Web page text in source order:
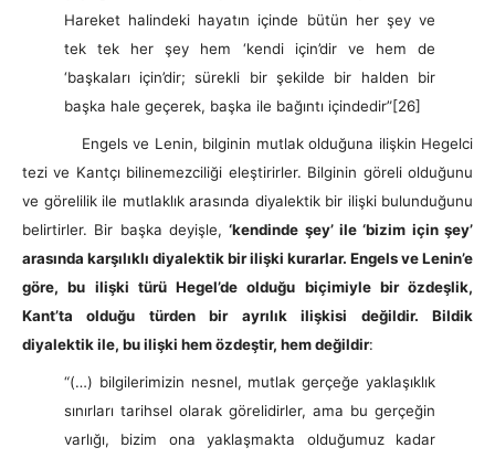
Hareket halindeki hayatın içinde bütün her şey ve
tek tek her şey hem ‘kendi için’dir ve hem de
‘başkaları için’dir; sürekli bir şekilde bir halden bir
başka hale geçerek, başka ile bağıntı içindedir”[26]
Engels ve Lenin, bilginin mutlak olduğuna ilişkin Hegelci
tezi ve Kantçı bilinemezciliği eleştirirler. Bilginin göreli olduğunu
ve görelilik ile mutlaklık arasında diyalektik bir ilişki bulunduğunu
belirtirler. Bir başka deyişle,‘kendinde şey’ ile ‘bizim için şey’
arasında karşılıklı diyalektik bir ilişki kurarlar. Engels ve Lenin’e
göre, bu ilişki türü Hegel’de olduğu biçimiyle bir özdeşlik,
Kant’ta olduğu türden bir ayrılık ilişkisi değildir. Bildik
diyalektik ile, bu ilişki hem özdeştir, hem değildir:
“(…) bilgilerimizin nesnel, mutlak gerçeğe yaklaşıklık
sınırları tarihsel olarak görelidirler, ama bu gerçeğin
varlığı, bizim ona yaklaşmakta olduğumuz kadar